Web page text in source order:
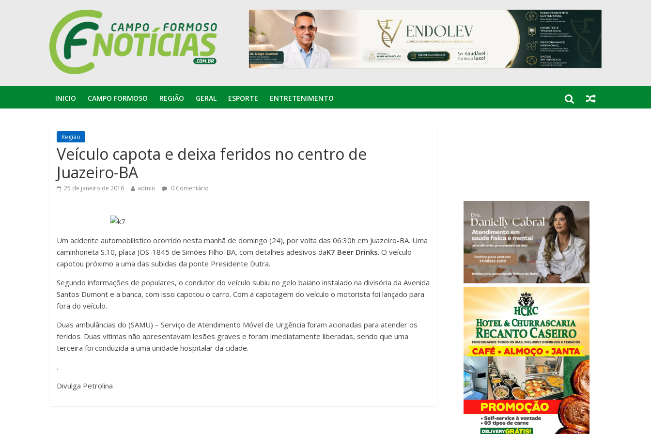
INICIO CAMPO FORMOSO REGIÃO GERAL ESPORTE ENTRETENIMENTO
Região
Veículo capota e deixa feridos no centro de
Juazeiro-BA
25 de janeiro de 2016 admin 0 Comentário
Um acidente automobilístico ocorrido nesta manhã de domingo (24), por volta das 06:30h em Juazeiro-BA. Uma
caminhoneta S.10, placa JOS-1845 de Simões Filho-BA, com detalhes adesivos daK7 Beer Drinks. O veículo
capotou próximo a uma das subidas da ponte Presidente Dutra.
Segundo informações de populares, o condutor do veículo subiu no gelo baiano instalado na divisória da Avenida
Santos Dumont e a banca, com isso capotou o carro. Com a capotagem do veículo o motorista foi lançado para
fora do veículo.
Duas ambulâncias do (SAMU) – Serviço de Atendimento Móvel de Urgência foram acionadas para atender os
feridos. Duas vítimas não apresentavam lesões graves e foram imediatamente liberadas, sendo que uma
terceira foi conduzida a uma unidade hospitalar da cidade.
.
Divulga Petrolina